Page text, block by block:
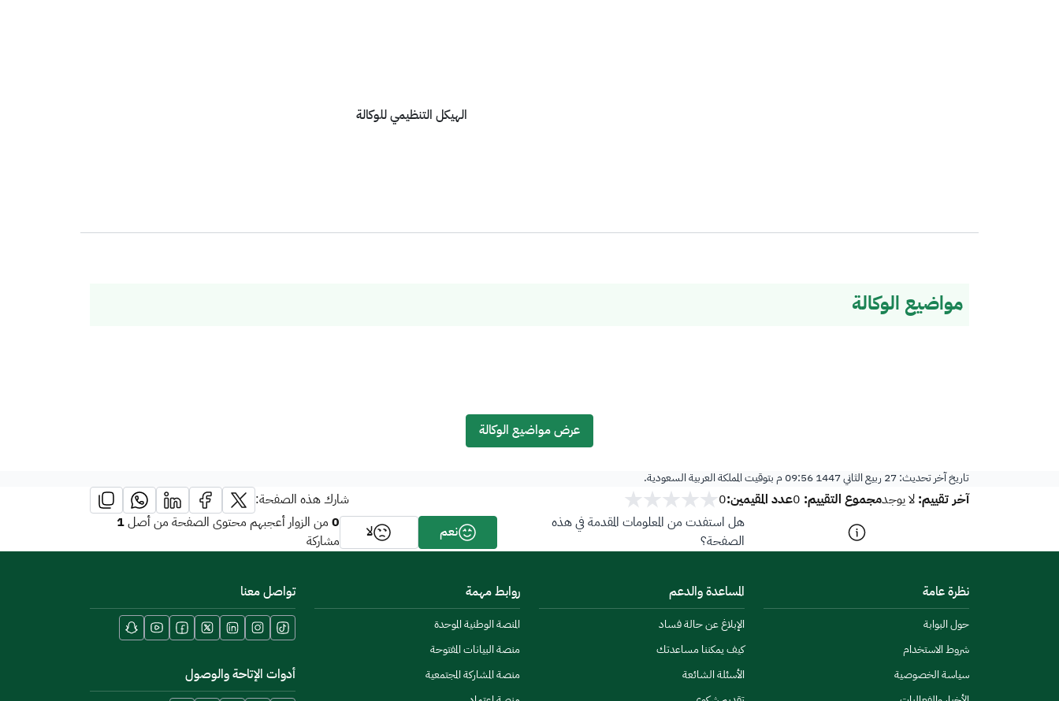
الهيكل التنظيمي للوكالة
مواضيع الوكالة
عرض مواضيع الوكالة
تاريخ آخر تحديث:27 ربيع الثاني 1447 09:56 م بتوقيت المملكة العربية السعودية.
آخر تقييم:لا يوجدمجموع التقييم: 0عدد المقيمين:0
شارك هذه الصفحة:
هل استفدت من المعلومات المقدمة في هذه
الصفحة؟
نعم لا 0من الزوار أعجبهم محتوى الصفحة من أصل1
مشاركة
نظرة عامة
حول البوابة
شروط الاستخدام
سياسة الخصوصية
المساعدة والدعم
الإبلاغ عن حالة فساد
كيف يمكننا مساعدتك
الأسئلة الشائعة
روابط مهمة
المنصة الوطنية الموحدة
منصة البيانات المفتوحة
منصة المشاركة المجتمعية
تواصل معنا
أدوات الإتاحة والوصول